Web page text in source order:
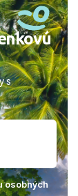
s
osobných